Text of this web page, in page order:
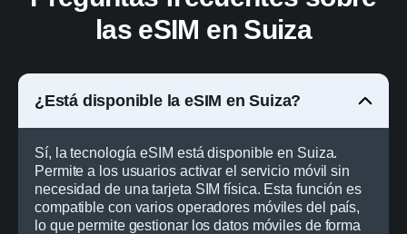
las eSIM en Suiza
¿Está disponible la eSIM en Suiza?
Sí, la tecnología eSIM está disponible en Suiza.
Permite a los usuarios activar el servicio móvil sin
necesidad de una tarjeta SIM física. Esta función es
compatible con varios operadores móviles del país,
lo que permite gestionar los datos móviles de forma